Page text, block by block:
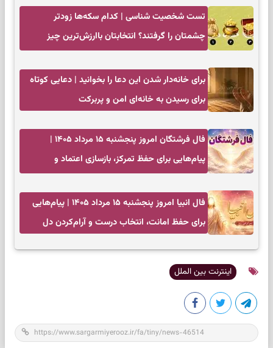
تست شخصیت شناسی | کدام سکه‌ها زودتر
چشمتان را گرفتند؟ انتخابتان باارزش‌ترین چیز
برای خانه‌دار شدن این دعا را بخوانید | دعایی کوتاه
برای رسیدن به خانه‌ای امن و پربرکت
فال فرشتگان امروز پنجشنبه ۱۵ مرداد ۱۴۰۵ |
پیام‌هایی برای حفظ تمرکز، بازسازی اعتماد و
فال انبیا امروز پنجشنبه ۱۵ مرداد ۱۴۰۵ | پیام‌هایی
برای حفظ امانت، انتخاب درست و آرام‌کردن دل
اینترنت بین الملل